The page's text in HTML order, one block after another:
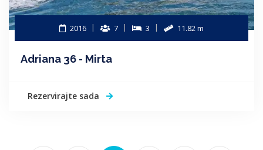
2016 7 3 11.82 m
Adriana 36 - Mirta
Rezervirajte sada